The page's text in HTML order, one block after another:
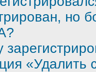
но
«Удалить